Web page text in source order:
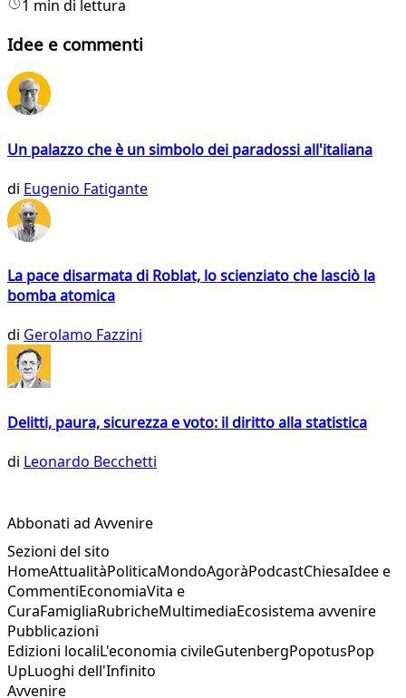
1 min di lettura
Idee e commenti
Un palazzo che è un simbolo dei paradossi all'italiana
di Eugenio Fatigante
La pace disarmata di Roblat, lo scienziato che lasciò la
bomba atomica
di Gerolamo Fazzini
Delitti, paura, sicurezza e voto: il diritto alla statistica
di Leonardo Becchetti
Abbonati ad Avvenire
Sezioni del sito
HomeAttualitàPoliticaMondoAgoràPodcastChiesaIdee e
CommentiEconomiaVita e
CuraFamigliaRubricheMultimediaEcosistema avvenire
Pubblicazioni
Edizioni localiL'economia civileGutenbergPopotusPop
UpLuoghi dell'Infinito
Avvenire